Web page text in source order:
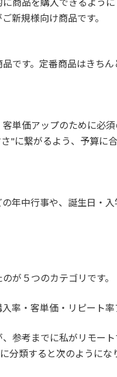
新規様向け商品です。
です。定番商品はきち
単価アップのために必
"に繋がるよう、予算に
年中行事や、誕生日・
が５つのカテゴリです。
率・客単価・リピート率
参考までに私がリモー
分類すると次のようにな